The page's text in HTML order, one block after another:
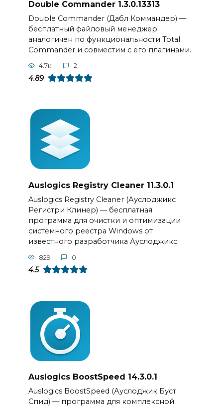
Double Commander 1.3.0.13313
Double Commander (Дабл Коммандер) —
бесплатный файловый менеджер
аналогичен по функциональности Total
Commander и совместим с его плагинами.
4.7к. 2
4.89
Auslogics Registry Cleaner 11.3.0.1
Auslogics Registry Cleaner (Ауслоджикс
Регистри Клинер) — бесплатная
программа для очистки и оптимизации
системного реестра Windows от
известного разработчика Ауслоджикс.
829 0
4.5
Auslogics BoostSpeed 14.3.0.1
Auslogics BoostSpeed (Ауслоджик Буст
Спид) — программа для комплексной